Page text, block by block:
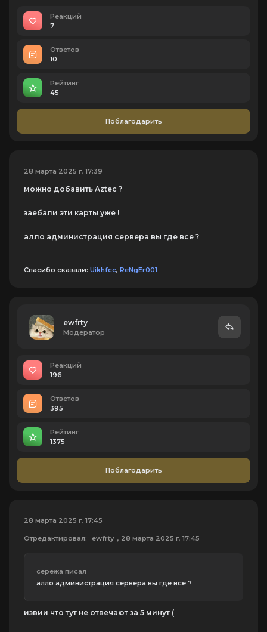
Реакций
7
Ответов
10
Рейтинг
45
Поблагодарить
28 марта 2025 г, 17:39
можно добавить Aztec ?
заебали эти карты уже !
алло администрация сервера вы где все ?
Спасибо сказали: Uikhfcc, ReNgEr001
ewfrtу
Модератор
Реакций
196
Ответов
395
Рейтинг
1375
Поблагодарить
28 марта 2025 г, 17:45
Отредактировал: ewfrtу , 28 марта 2025 г, 17:45
серёжа писал
алло администрация сервера вы где все ?
извии что тут не отвечают за 5 минут (